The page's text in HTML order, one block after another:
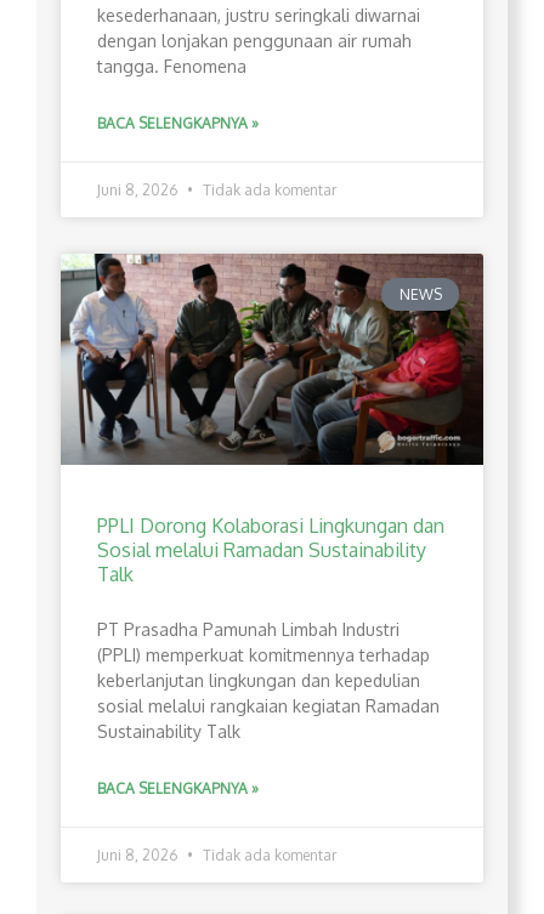
kesederhanaan, justru seringkali diwarnai
dengan lonjakan penggunaan air rumah
tangga. Fenomena
BACA SELENGKAPNYA »
Juni 8, 2026 Tidak ada komentar
NEWS
PPLI Dorong Kolaborasi Lingkungan dan
Sosial melalui Ramadan Sustainability
Talk
PT Prasadha Pamunah Limbah Industri
(PPLI) memperkuat komitmennya terhadap
keberlanjutan lingkungan dan kepedulian
sosial melalui rangkaian kegiatan Ramadan
Sustainability Talk
BACA SELENGKAPNYA »
Juni 8, 2026 Tidak ada komentar